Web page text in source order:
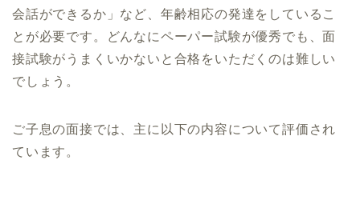
会話ができるか」など、年齢相応の発達をしているこ
とが必要です。どんなにペーパー試験が優秀でも、面
接試験がうまくいかないと合格をいただくのは難しい
でしょう。
ご子息の面接では、主に以下の内容について評価され
ています。